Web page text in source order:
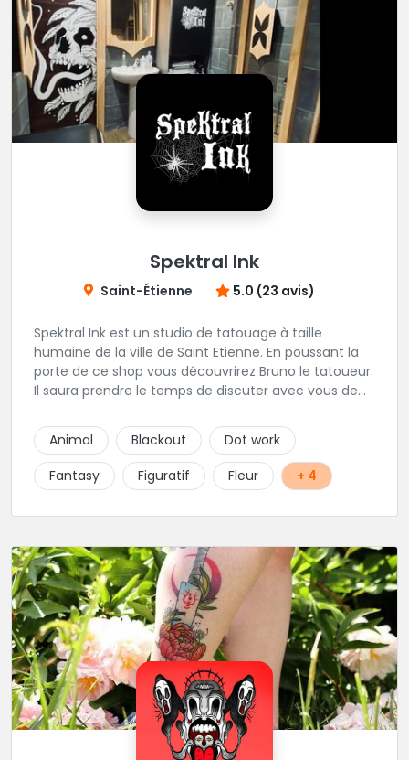
Spektral Ink
Saint-Étienne 5.0 (23 avis)
Spektral Ink est un studio de tatouage à taille
humaine de la ville de Saint Etienne. En poussant la
porte de ce shop vous découvrirez Bruno le tatoueur.
Il saura prendre le temps de discuter avec vous de
un message ou à l'appeler.
Animal Blackout
Dot work
Fantasy
Figuratif Fleur + 4